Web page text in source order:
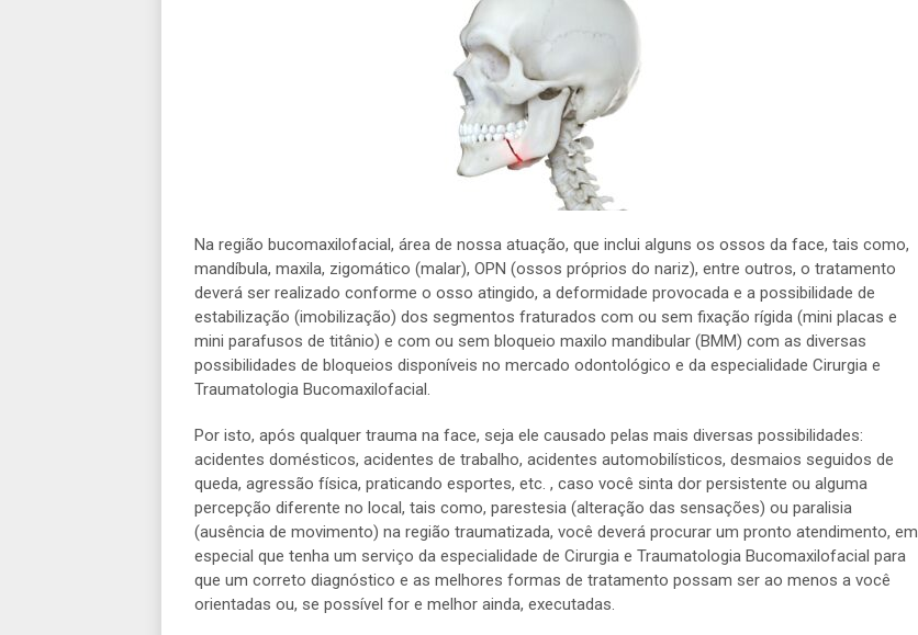
Na região bucomaxilofacial, área de nossa atuação, que inclui alguns os ossos da face, tais como,
mandíbula, maxila, zigomático (malar), OPN (ossos próprios do nariz), entre outros, o tratamento
deverá ser realizado conforme o osso atingido, a deformidade provocada e a possibilidade de
estabilização (imobilização) dos segmentos fraturados com ou sem fixação rígida (mini placas e
mini parafusos de titânio) e com ou sem bloqueio maxilo mandibular (BMM) com as diversas
possibilidades de bloqueios disponíveis no mercado odontológico e da especialidade Cirurgia e
Traumatologia Bucomaxilofacial.
Por isto, após qualquer trauma na face, seja ele causado pelas mais diversas possibilidades:
acidentes domésticos, acidentes de trabalho, acidentes automobilísticos, desmaios seguidos de
queda, agressão física, praticando esportes, etc. , caso você sinta dor persistente ou alguma
percepção diferente no local, tais como, parestesia (alteração das sensações) ou paralisia
(ausência de movimento) na região traumatizada, você deverá procurar um pronto atendimento, em
especial que tenha um serviço da especialidade de Cirurgia e Traumatologia Bucomaxilofacial para
que um correto diagnóstico e as melhores formas de tratamento possam ser ao menos a você
orientadas ou, se possível for e melhor ainda, executadas.